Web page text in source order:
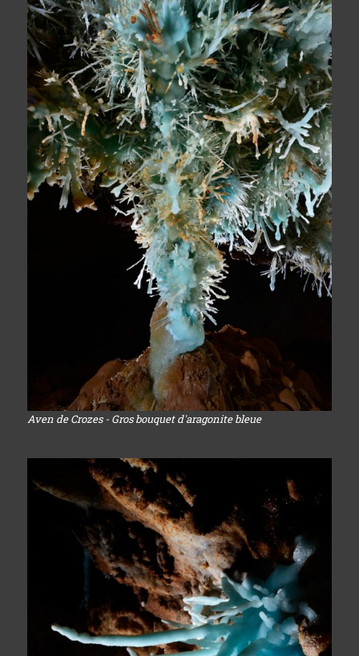
Aven de Crozes - Gros bouquet d'aragonite bleue